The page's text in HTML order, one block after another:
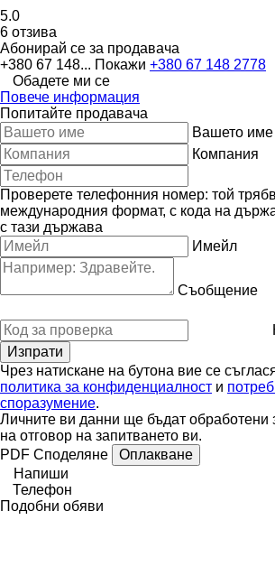
5.0
6 отзива
Абонирай се за продавача
+380 67 148... Покажи +380 67 148 2778
Обадете ми се
Повече информация
Попитайте продавача
Вашето име
Компания
Проверете телефонния номер: той
международния формат, с кода на
с тази държава
Имейл
Съобщение
Чрез натискане на бутона вие се
политика за конфиденциалност и
споразумение.
Личните ви данни ще бъдат обработени
на отговор на запитването ви.
PDF Споделяне
Оплакване
Напиши
Телефон
Подобни обяви